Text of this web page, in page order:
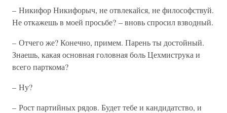
– Никифор Никифорыч, не отвлекайся, не философствуй.
Не откажешь в моей просьбе? – вновь спросил взводный.
– Отчего же? Конечно, примем. Парень ты достойный.
Знаешь, какая основная головная боль Цехмиструка и
всего парткома?
– Ну?
– Рост партийных рядов. Будет тебе и кандидатство, и